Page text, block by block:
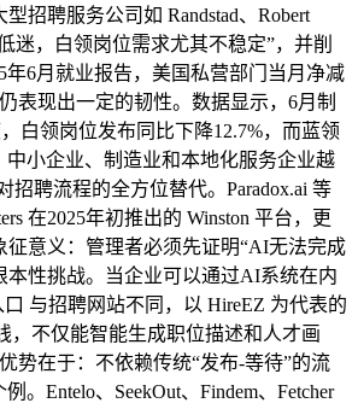
招聘服务公司如 Randstad、Robert
迷，白领岗位需求尤其不稳定”，并削
6月就业报告，美国私营部门当月净减
表现出一定的韧性。数据显示，6月制
白领岗位发布同比下降12.7%，而蓝领
小企业、制造业和本地化服务企业越
聘流程的全方位替代。Paradox.ai 等
在2025年初推出的 Winston 平台，更
意义：管理者必须先证明“AI无法完成
性挑战。当企业可以通过AI系统在内
与招聘网站不同，以 HireEZ 为代表的
，不仅能智能生成职位描述和人才画
势在于：不依赖传统“发布-等待”的流
Entelo、SeekOut、Findem、Fetcher